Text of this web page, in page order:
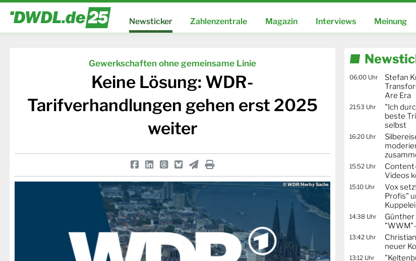
Newsticker Zahlenzentrale Magazin Interviews Meinung
Gewerkschaften ohne gemeinsame Linie
Keine Lösung: WDR-
Tarifverhandlungen gehen erst 2025
weiter
© WDR/Herby Sachs
06:00 Uhr
Stefan
Are Era
21:53 Uhr
"Ich
beste
selbst
16:20 Uhr
15:52 Uhr
Videos
15:10 Uhr
Vox
Profis"
Kuppelei
14:38 Uhr
13:42 Uhr
neuer
13:12 Uhr